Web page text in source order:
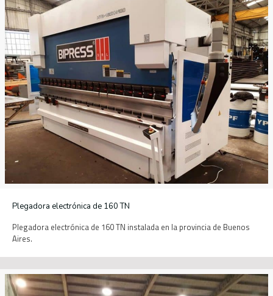
Plegadora electrónica de 160 TN
Plegadora electrónica de 160 TN instalada en la provincia de Buenos
Aires.